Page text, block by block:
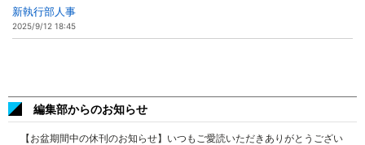
新執行部人事
2025/9/12 18:45
編集部からのお知らせ
【お盆期間中の休刊のお知らせ】いつもご愛読いただきありがとうござい